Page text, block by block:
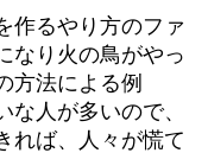
作るやり方のファ
なり火の鳥がやっ
方法による例
人が多いので、
れば、人々が慌て